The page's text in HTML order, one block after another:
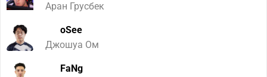
Аран Грусбек
oSee
Джошуа Ом
FaNg